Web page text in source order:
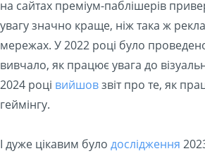
на сайтах преміум-паблішерів
увагу значно краще, ніж така ж
мережах. У 2022 році було
вивчало, як працює увага до
2024 році вийшовзвіт про те, як
геймінгу.
І дуже цікавим було дослідження